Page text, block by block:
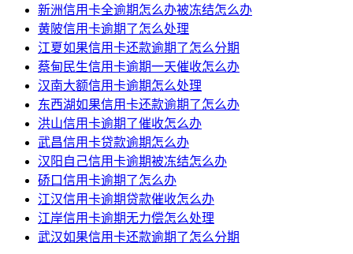
新洲信用卡全逾期怎么办被冻结怎么办
黄陂信用卡逾期了怎么处理
江夏如果信用卡还款逾期了怎么分期
蔡甸民生信用卡逾期一天催收怎么办
汉南大额信用卡逾期怎么处理
东西湖如果信用卡还款逾期了怎么办
洪山信用卡逾期了催收怎么办
武昌信用卡贷款逾期怎么办
汉阳自己信用卡逾期被冻结怎么办
硚口信用卡逾期了怎么办
江汉信用卡逾期贷款催收怎么办
江岸信用卡逾期无力偿怎么处理
武汉如果信用卡还款逾期了怎么分期